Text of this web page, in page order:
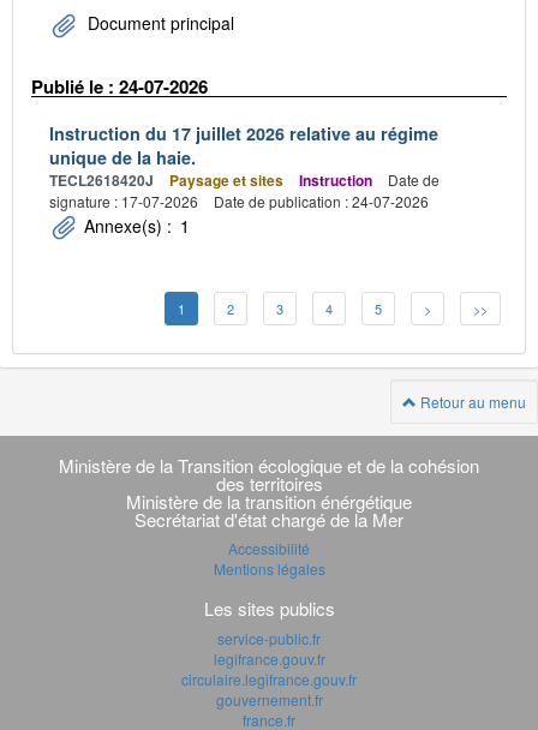
Document principal
Publié le : 24-07-2026
Instruction du 17 juillet 2026 relative au régime
unique de la haie.
TECL2618420J Paysage et sites Instruction
Date de
signature : 17-07-2026
Date de publication : 24-07-2026
Annexe(s) : 1
1 2 3 4 5 > >>
Retour au menu
Navigation
transverse
Ministère de la Transition écologique et de la cohésion
des territoires
Ministère de la transition énérgétique
Secrétariat d'état chargé de la Mer
Accessibilité
Mentions légales
Les sites publics
service-public.fr
legifrance.gouv.fr
circulaire.legifrance.gouv.fr
gouvernement.fr
france.fr